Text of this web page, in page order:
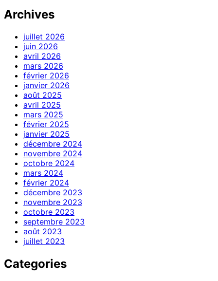
Archives
juillet 2026
juin 2026
avril 2026
mars 2026
février 2026
janvier 2026
août 2025
avril 2025
mars 2025
février 2025
janvier 2025
décembre 2024
novembre 2024
octobre 2024
mars 2024
février 2024
décembre 2023
novembre 2023
octobre 2023
septembre 2023
août 2023
juillet 2023
Categories